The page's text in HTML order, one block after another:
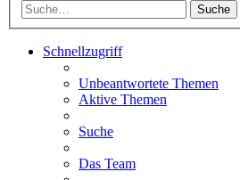
Suche
Schnellzugriff
Unbeantwortete Themen
Aktive Themen
Suche
Das Team